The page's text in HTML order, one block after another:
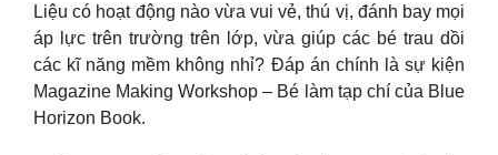
Liệu có hoạt động nào vừa vui vẻ, thú vị, đánh bay mọi
áp lực trên trường trên lớp, vừa giúp các bé trau dồi
các kĩ năng mềm không nhỉ? Đáp án chính là sự kiện
Magazine Making Workshop – Bé làm tạp chí của Blue
Horizon Book.